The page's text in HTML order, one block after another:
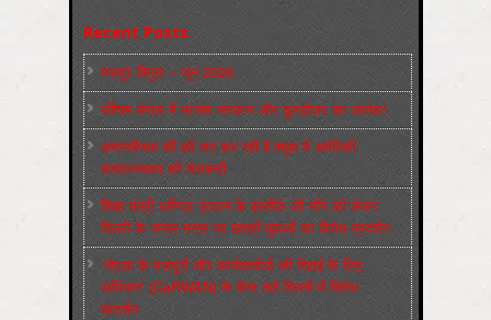
Recent Posts
मज़दूर बिगुल – जून 2026
पश्चिम बंगाल में भाजपा सरकार और बुलडोज़र का आतंक!
अमानवीयता की हदें पार कर रही है क्यूबा में अमेरिकी
साम्राज्यवाद की घेराबन्दी
शिक्षा मंत्री धर्मेन्द्र प्रधान के इस्तीफ़े की माँग को लेकर
दिल्ली के जन्तर-मन्तर पर छात्रों-युवाओं का विरोध प्रदर्शन
‘नोएडा के मज़दूरों और कार्यकर्ताओं की रिहाई के लिए
अभियान’ (CaRWAN) के बैनर तले दिल्ली में विरोध
प्रदर्शन